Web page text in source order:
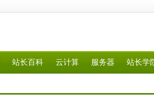
站长百科 云计算 服务器 站长学